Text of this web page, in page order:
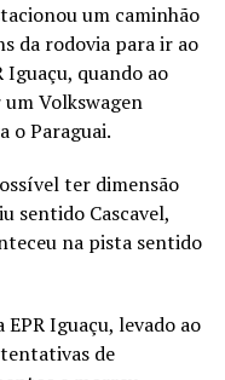
um caminhão
da rodovia para ir ao
Iguaçu, quando ao
Volkswagen
o Paraguai.
ter dimensão
sentido Cascavel,
na pista sentido
Iguaçu, levado ao
de